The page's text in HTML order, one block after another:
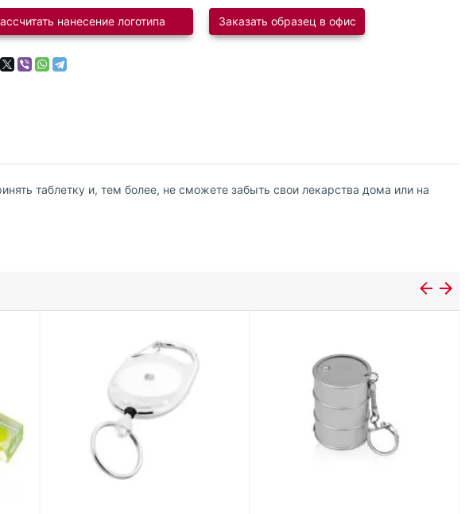
нанесение логотипа Заказать образец в офис
таблетку и, тем более, не сможете забыть свои лекарства дома или на